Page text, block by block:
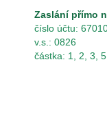
Zaslání přímo
číslo účtu:
v.s.: 0826
částka: 1, 2, 3,